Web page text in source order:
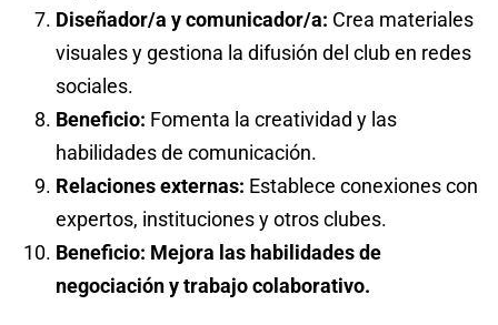
Diseñador/a y comunicador/a: Crea materiales
visuales y gestiona la difusión del club en redes
sociales.
Beneficio: Fomenta la creatividad y las
habilidades de comunicación.
Relaciones externas: Establece conexiones con
expertos, instituciones y otros clubes.
Beneficio: Mejora las habilidades de
negociación y trabajo colaborativo.